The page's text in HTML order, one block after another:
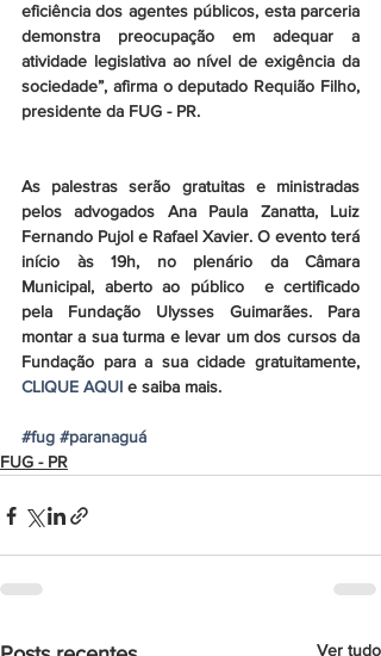
eficiência dos agentes públicos, esta parceria
demonstra preocupação em adequar a
atividade legislativa ao nível de exigência da
sociedade”, afirma o deputado Requião Filho,
presidente da FUG - PR.
As palestras serão gratuitas e ministradas
pelos advogados Ana Paula Zanatta, Luiz
Fernando Pujol e Rafael Xavier. O evento terá
início às 19h, no plenário da Câmara
Municipal, aberto ao público  e certificado
pela Fundação Ulysses Guimarães. Para
montar a sua turma e levar um dos cursos da
Fundação para a sua cidade gratuitamente,
CLIQUE AQUI e saiba mais.
#fug #paranaguá
FUG - PR
Ver tudo